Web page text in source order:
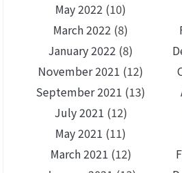
May 2022 (10)
March 2022 (8)
January 2022 (8)
November 2021 (12)
September 2021 (13)
July 2021 (12)
May 2021 (11)
March 2021 (12)